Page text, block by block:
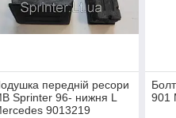
передній ресори
Sprinter 96- нижня L
9013219
901